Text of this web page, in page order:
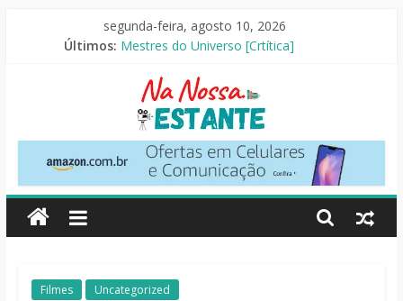
segunda-feira, agosto 10, 2026
Últimos: Mestres do Universo [Crtítica]
Seus Amigos e Vizinhos [Crítica]
O Pistoleiro [Resenha Literária]
As Ovelhas Detetives [Crítica]
Na
Nossa
Estante
Críticas
Filmes Uncategorized